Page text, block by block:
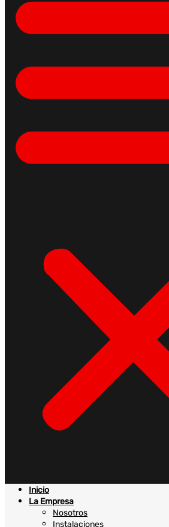
Inicio
La Empresa
Nosotros
Instalaciones